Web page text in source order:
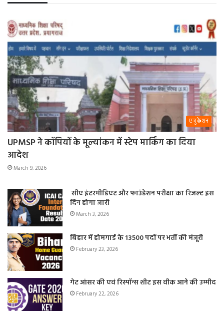
एजुकेशन
UPMSP ने कॉपियों के मूल्यांकन में स्टेप मार्किंग का दिया
आदेश
March 9, 2026
सीए इंटरमीडिएट और फाउंडेशन परीक्षा का रिजल्ट इस
दिन होगा जारी
March 3, 2026
बिहार में होमगार्ड के 13500 पदों पर भर्ती की मंजूरी
February 23, 2026
गेट आंसर की एवं रिस्पॉन्स शीट इस वीक आने की उम्मीद
February 22, 2026